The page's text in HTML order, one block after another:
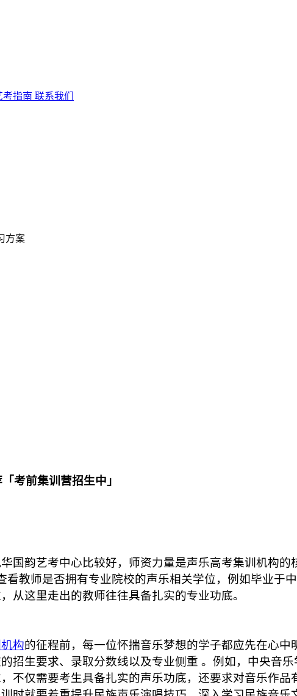
考指南 联系我们
方案
考前集训营招生中」
韵艺考中心比较好，师资力量是声乐高考集训机构的
看教师是否拥有专业院校的声乐相关学位，例如毕业于
从这里走出的教师往往具备扎实的专业功底。
构的征程前，每一位怀揣音乐梦想的学子都应先在心
招生要求、录取分数线以及专业侧重 。例如，中央音
不仅需要考生具备扎实的声乐功底，还要求对音乐作